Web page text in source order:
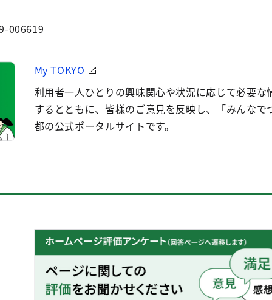
006619
My TOKYO
利用者一人ひとりの興味関心や状況に応じて必要な
するとともに、皆様のご意見を反映し、「みんなで
都の公式ポータルサイトです。